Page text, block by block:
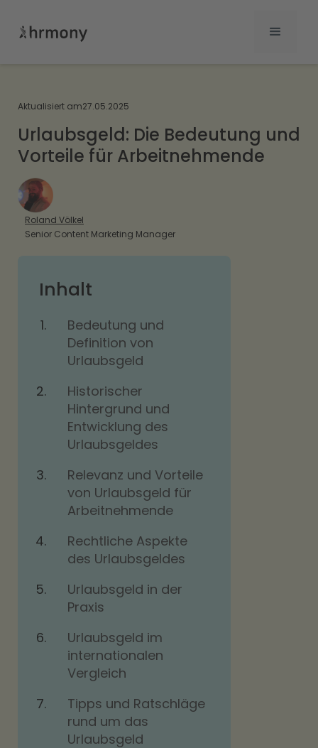
Aktualisiert am27.05.2025
Urlaubsgeld: Die Bedeutung und
Vorteile für Arbeitnehmende
Roland Völkel
Senior Content Marketing Manager
Inhalt
Bedeutung und
Definition von
Urlaubsgeld
Historischer
Hintergrund und
Entwicklung des
Urlaubsgeldes
Relevanz und Vorteile
von Urlaubsgeld für
Arbeitnehmende
Rechtliche Aspekte
des Urlaubsgeldes
Urlaubsgeld in der
Praxis
Urlaubsgeld im
internationalen
Vergleich
Tipps und Ratschläge
rund um das
Urlaubsgeld